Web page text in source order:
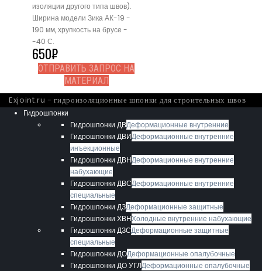
изоляции другого типа швов).
Ширина модели Зика АК-19 -
190 мм, хрупкость на брусе -
-40 С.
650₽
ОТПРАВИТЬ ЗАПРОС НА
МАТЕРИАЛ
Exjoint.ru - гидроизоляционные шпонки для строительных швов
Гидрошпонки
Гидрошпонки ДВДеформационные внутренние
Гидрошпонки ДВИДеформационные внутренние
инъекционные
Гидрошпонки ДВНДеформационные внутренние
набухающие
Гидрошпонки ДВСДеформационные внутренние
специальные
Гидрошпонки ДЗДеформационные защитные
Гидрошпонки ХВНХолодные внутренние набухающие
Гидрошпонки ДЗСДеформационные защитные
специальные
Гидрошпонки ДОДеформационные опалубочные
Гидрошпонки ДО УГЛДеформационные опалубочные